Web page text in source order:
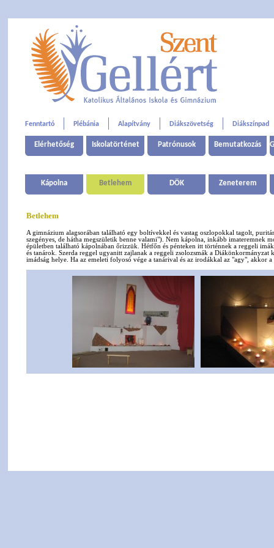
Fenntartó Plébánia Alapítvány Diákszövetség Diákszínpad
Elérhetőség Iskolatörténet Patrónusok Bemutatkozás
Kápolna Betlehem DÖK Zeneterem
Betlehem
A gimnázium alagsorában található egy boltívekkel és vastag oszlopokkal tagolt,
szegényes, de hátha megszületik benne valami"). Nem kápolna, inkább imateremnek
épületben található kápolnában őrizzük. Hétfőn és pénteken itt történnek a reggeli
és tanárok. Szerda reggel ugyanitt zajlanak a reggeli zsolozsmák a Diákönkormányzat
imádság helye. Ha az emeleti folyosó vége a tanárival és az irodákkal az "agy", akkor